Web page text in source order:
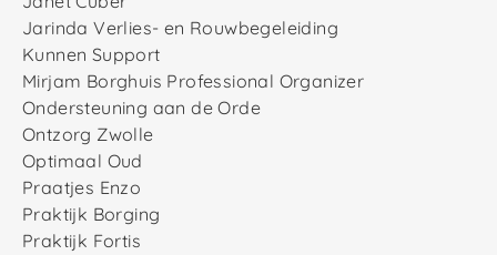
Jarinda Verlies- en Rouwbegeleiding
Kunnen Support
Mirjam Borghuis Professional Organizer
Ondersteuning aan de Orde
Ontzorg Zwolle
Optimaal Oud
Praatjes Enzo
Praktijk Borging
Praktijk Fortis